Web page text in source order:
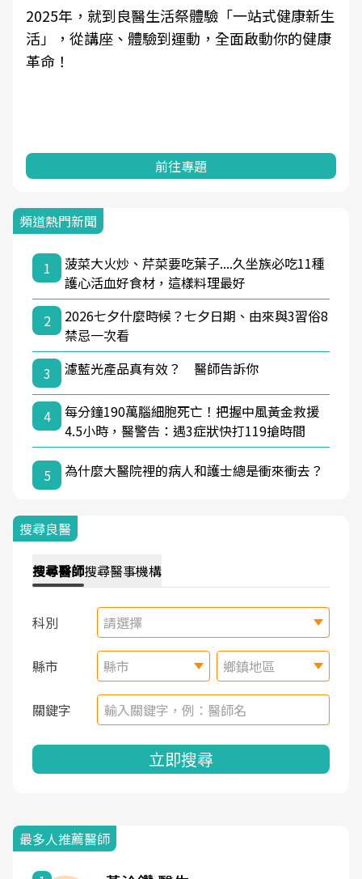
2025年，就到良醫生活祭體驗「一站式健康新生
活」，從講座、體驗到運動，全面啟動你的健康
革命！
前往專題
頻道熱門新聞
1
菠菜大火炒、芹菜要吃葉子....久坐族必吃11種
護心活血好食材，這樣料理最好
2
2026七夕什麼時候？七夕日期、由來與3習俗8
禁忌一次看
3
濾藍光產品真有效？ 醫師告訴你
4
每分鐘190萬腦細胞死亡！把握中風黃金救援
4.5小時，醫警告：遇3症狀快打119搶時間
5 為什麼大醫院裡的病人和護士總是衝來衝去？
搜尋良醫
搜尋醫師搜尋醫事機構
科別 請選擇
縣市 縣市 鄉鎮地區
關鍵字
立即搜尋
最多人推薦醫師